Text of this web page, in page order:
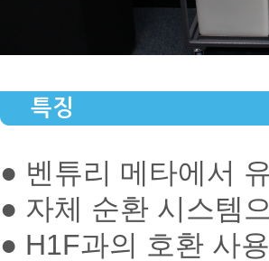
특징
● 벤튜리 메타에서
● 자체 순환 시스템
● H1F과의 호환 사